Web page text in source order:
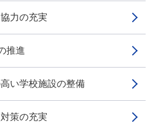
力の充実
推進
い学校施設の整備
策の充実